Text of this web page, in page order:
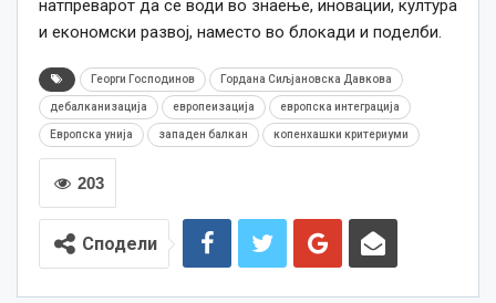
натпреварот да се води во знаење, иновации, култура
и економски развој, наместо во блокади и поделби.
Георги Господинов Гордана Сиљјановска Давкова
дебалканизација европеизација европска интеграција
Европска унија западен балкан копенхашки критериуми
203
Сподели